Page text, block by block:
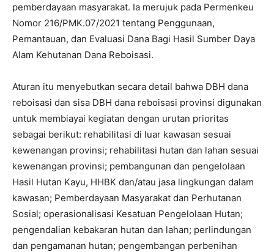
pemberdayaan masyarakat. Ia merujuk pada Permenkeu
Nomor 216/PMK.07/2021 tentang Penggunaan,
Pemantauan, dan Evaluasi Dana Bagi Hasil Sumber Daya
Alam Kehutanan Dana Reboisasi.
Aturan itu menyebutkan secara detail bahwa DBH dana
reboisasi dan sisa DBH dana reboisasi provinsi digunakan
untuk membiayai kegiatan dengan urutan prioritas
sebagai berikut: rehabilitasi di luar kawasan sesuai
kewenangan provinsi; rehabilitasi hutan dan lahan sesuai
kewenangan provinsi; pembangunan dan pengelolaan
Hasil Hutan Kayu, HHBK dan/atau jasa lingkungan dalam
kawasan; Pemberdayaan Masyarakat dan Perhutanan
Sosial; operasionalisasi Kesatuan Pengelolaan Hutan;
pengendalian kebakaran hutan dan lahan; perlindungan
dan pengamanan hutan; pengembangan perbenihan